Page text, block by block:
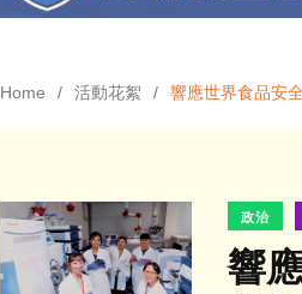
Home 活動花絮 響應世界食品安
政治
響